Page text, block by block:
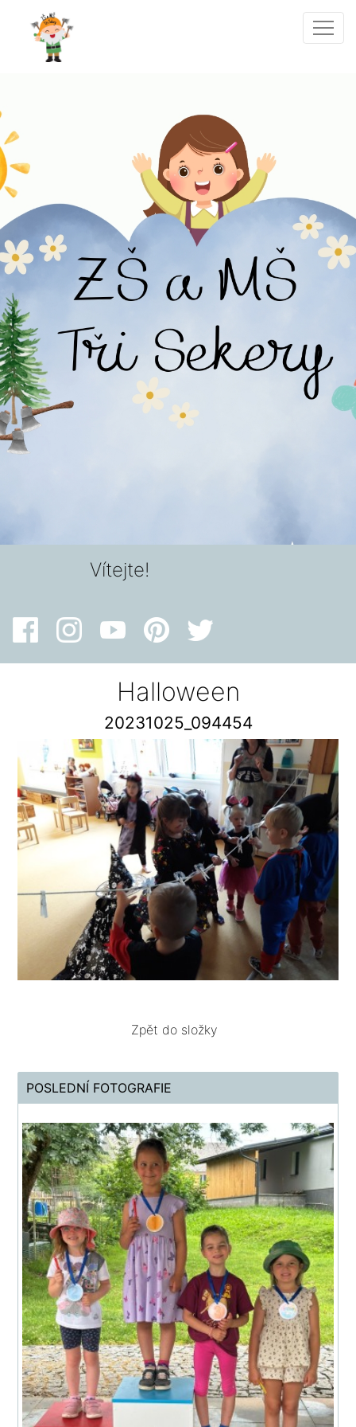
Vítejte!
Halloween
20231025_094454
Zpět do složky
POSLEDNÍ FOTOGRAFIE